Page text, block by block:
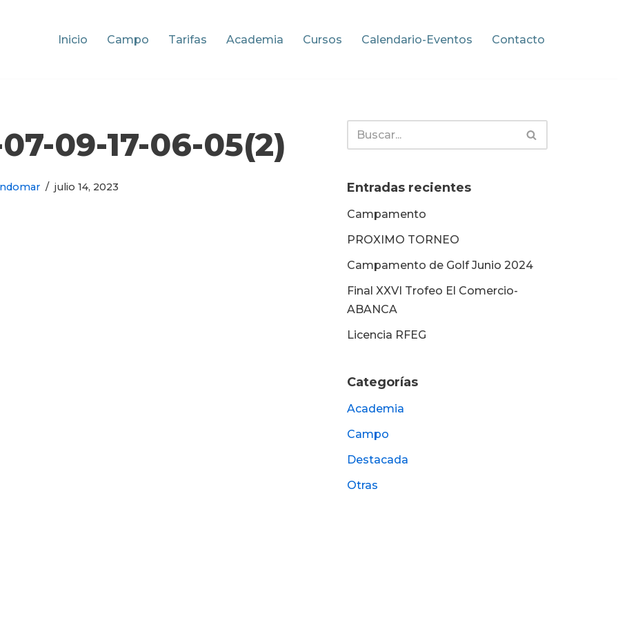
Inicio Campo Tarifas Academia Cursos Calendario-Eventos Contacto
09-17-06-05(2)
julio 14, 2023 Entradas recientes
Campamento
PROXIMO TORNEO
Campamento de Golf Junio 2024
Final XXVI Trofeo El Comercio-
ABANCA
Licencia RFEG
Categorías
Academia
Campo
Destacada
Otras